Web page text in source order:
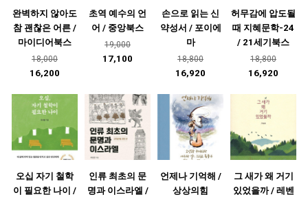
완벽하지 않아도
참 괜찮은 어른 /
마이디어북스
18,000
16,200
초역 예수의 언
어 / 중앙북스
19,000
17,100
손으로 읽는 신
약성서 / 포이에
마
18,800
16,920
허무감에 압도될
때 지혜문학-24
/ 21세기북스
18,800
16,920
오십 자기 철학
이 필요한 나이 /
인류 최초의 문
명과 이스라엘 /
언제나 기억해 /
상상의힘
그 새가 왜 거기
있었을까 / 레벤